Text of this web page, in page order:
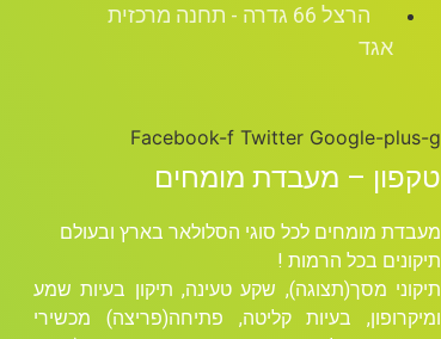
הרצל 66 גדרה - תחנה מרכזית
אגד
Facebook-f Twitter Google-plus-g
טקפון – מעבדת מומחים
מעבדת מומחים לכל סוגי הסלולאר בארץ ובעולם
תיקונים בכל הרמות !
תיקוני מסך(תצוגה), שקע טעינה, תיקון בעיות שמע
ומיקרופון, בעיות קליטה, פתיחה(פריצה) מכשירי